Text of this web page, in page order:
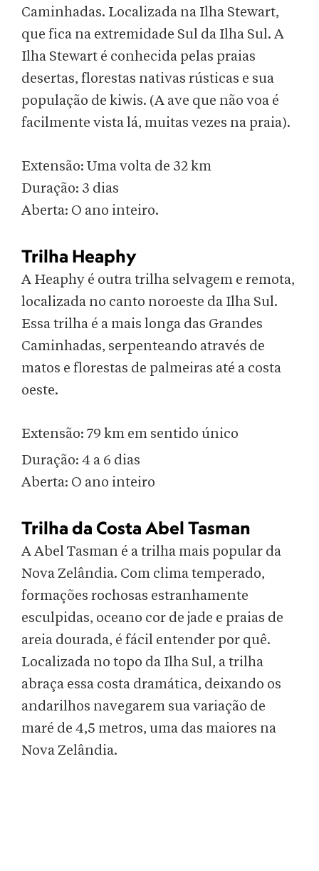
Caminhadas. Localizada na Ilha Stewart,
que fica na extremidade Sul da Ilha Sul. A
Ilha Stewart é conhecida pelas praias
desertas, florestas nativas rústicas e sua
população de kiwis. (A ave que não voa é
facilmente vista lá, muitas vezes na praia).
Extensão: Uma volta de 32 km
Duração: 3 dias
Aberta: O ano inteiro.
Trilha Heaphy
A Heaphy é outra trilha selvagem e remota,
localizada no canto noroeste da Ilha Sul.
Essa trilha é a mais longa das Grandes
Caminhadas, serpenteando através de
matos e florestas de palmeiras até a costa
oeste.
Extensão: 79 km em sentido único
Duração: 4 a 6 dias
Aberta: O ano inteiro
Trilha da Costa Abel Tasman
A Abel Tasman é a trilha mais popular da
Nova Zelândia. Com clima temperado,
formações rochosas estranhamente
esculpidas, oceano cor de jade e praias de
areia dourada, é fácil entender por quê.
Localizada no topo da Ilha Sul, a trilha
abraça essa costa dramática, deixando os
andarilhos navegarem sua variação de
maré de 4,5 metros, uma das maiores na
Nova Zelândia.